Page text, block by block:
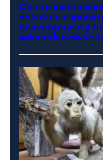
Centro
salud: un
convergencia y
educativa de